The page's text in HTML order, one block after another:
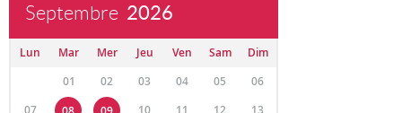
Septembre 2026
Lun Mar Mer Jeu Ven Sam
Dim
01
02 03 04 05
06